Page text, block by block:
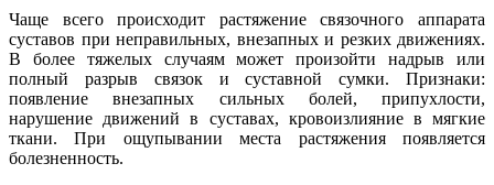
Чаще всего происходит растяжение связочного аппарата
суставов при неправильных, внезапных и резких движениях.
В более тяжелых случаям может произойти надрыв или
полный разрыв связок и суставной сумки. Признаки:
появление внезапных сильных болей, припухлости,
нарушение движений в суставах, кровоизлияние в мягкие
ткани. При ощупывании места растяжения появляется
болезненность.